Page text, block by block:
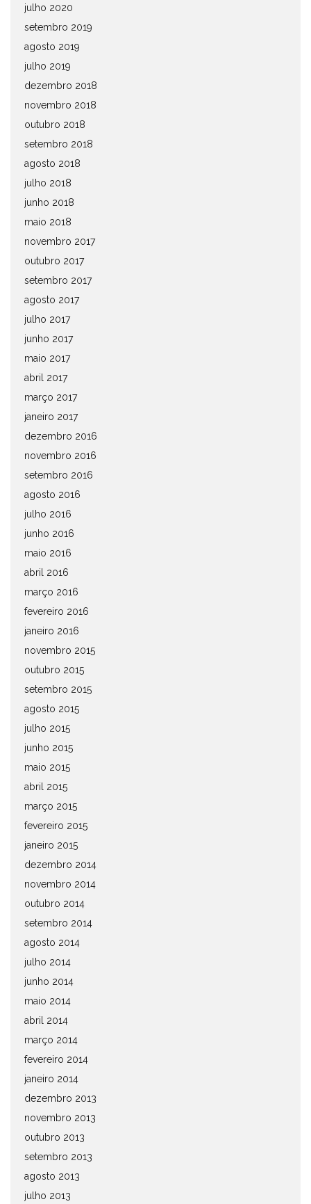
julho 2020
setembro 2019
agosto 2019
julho 2019
dezembro 2018
novembro 2018
outubro 2018
setembro 2018
agosto 2018
julho 2018
junho 2018
maio 2018
novembro 2017
outubro 2017
setembro 2017
agosto 2017
julho 2017
junho 2017
maio 2017
abril 2017
março 2017
janeiro 2017
dezembro 2016
novembro 2016
setembro 2016
agosto 2016
julho 2016
junho 2016
maio 2016
abril 2016
março 2016
fevereiro 2016
janeiro 2016
novembro 2015
outubro 2015
setembro 2015
agosto 2015
julho 2015
junho 2015
maio 2015
abril 2015
março 2015
fevereiro 2015
janeiro 2015
dezembro 2014
novembro 2014
outubro 2014
setembro 2014
agosto 2014
julho 2014
junho 2014
maio 2014
abril 2014
março 2014
fevereiro 2014
janeiro 2014
dezembro 2013
novembro 2013
outubro 2013
setembro 2013
agosto 2013
julho 2013